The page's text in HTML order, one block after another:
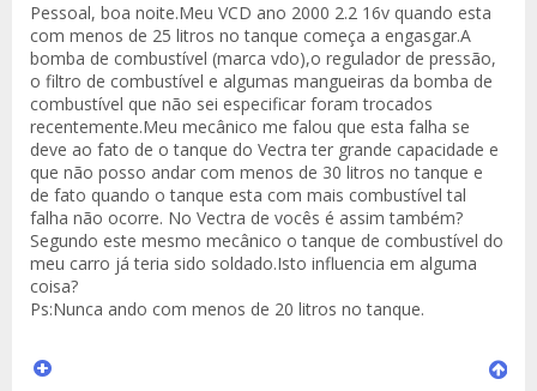
Pessoal, boa noite.Meu VCD ano 2000 2.2 16v quando esta
com menos de 25 litros no tanque começa a engasgar.A
bomba de combustível (marca vdo),o regulador de pressão,
o filtro de combustível e algumas mangueiras da bomba de
combustível que não sei especificar foram trocados
recentemente.Meu mecânico me falou que esta falha se
deve ao fato de o tanque do Vectra ter grande capacidade e
que não posso andar com menos de 30 litros no tanque e
de fato quando o tanque esta com mais combustível tal
falha não ocorre. No Vectra de vocês é assim também?
Segundo este mesmo mecânico o tanque de combustível do
meu carro já teria sido soldado.Isto influencia em alguma
coisa?
Ps:Nunca ando com menos de 20 litros no tanque.